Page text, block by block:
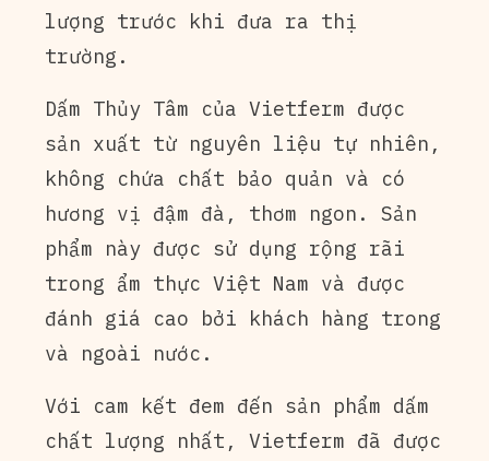
lượng trước khi đưa ra thị
trường.
Dấm Thủy Tâm của Vietferm được
sản xuất từ nguyên liệu tự nhiên,
không chứa chất bảo quản và có
hương vị đậm đà, thơm ngon. Sản
phẩm này được sử dụng rộng rãi
trong ẩm thực Việt Nam và được
đánh giá cao bởi khách hàng trong
và ngoài nước.
Với cam kết đem đến sản phẩm dấm
chất lượng nhất, Vietferm đã được